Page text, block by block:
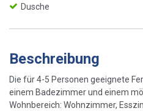
Dusche
Beschreibung
Die für 4-5 Personen geeignete
einem Badezimmer und einem
Wohnbereich: Wohnzimmer,